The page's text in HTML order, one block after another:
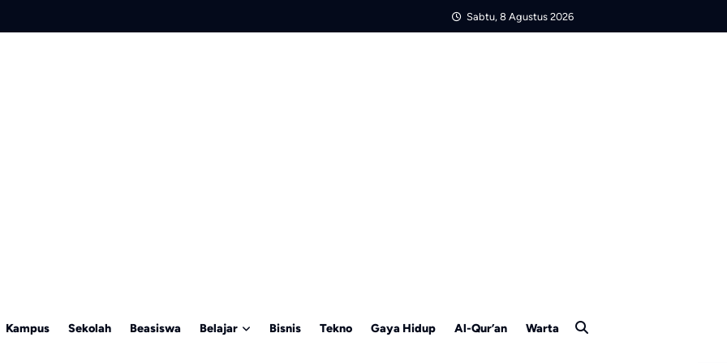
Sabtu, 8 Agustus 2026
Kampus Sekolah Beasiswa Belajar Bisnis Tekno Gaya Hidup Al-Qur’an Warta